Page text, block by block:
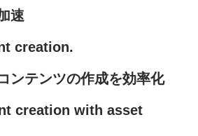
速
creation.
ンテンツの作成を効率化
creation with asset